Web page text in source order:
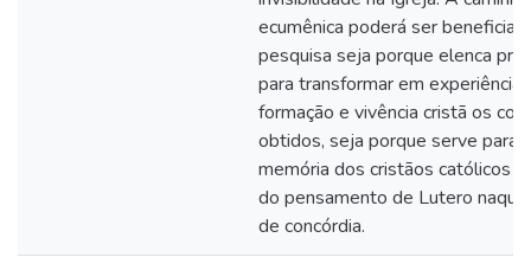
ecumênica poderá ser
pesquisa seja porque elenca
para transformar em experiência
formação e vivência cristã os
obtidos, seja porque serve para
memória dos cristãos católicos
do pensamento de Lutero
de concórdia.